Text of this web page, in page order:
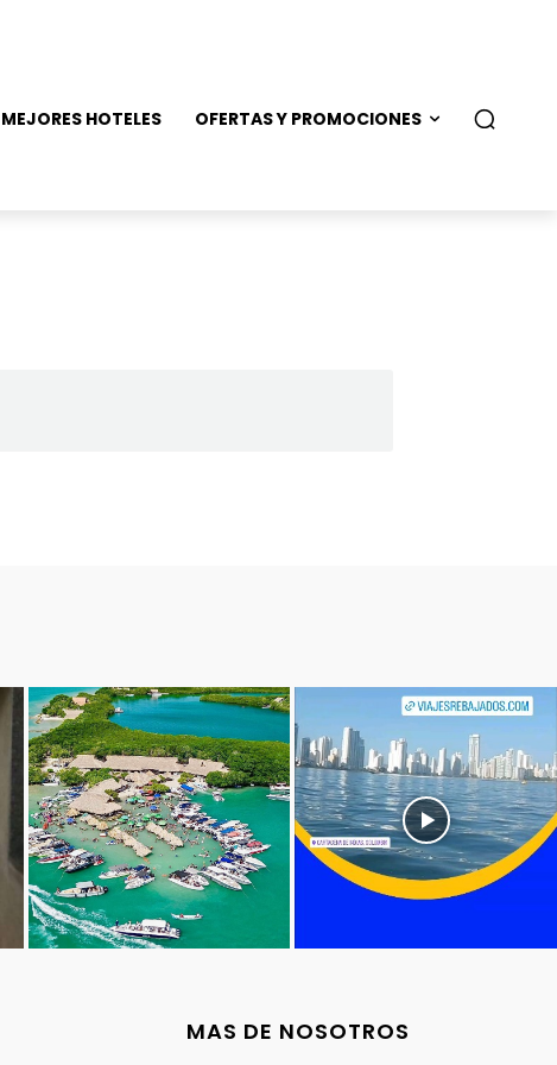
MEJORES HOTELES OFERTAS Y PROMOCIONES
MAS DE NOSOTROS